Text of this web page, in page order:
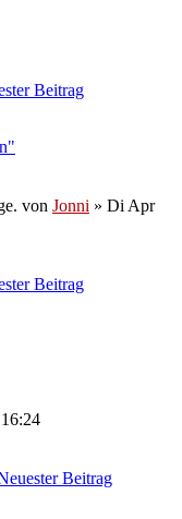
Beitrag
von Jonni » Di Apr
Beitrag
Beitrag